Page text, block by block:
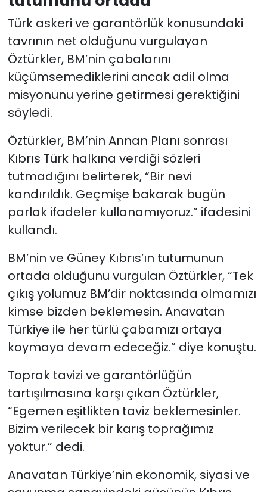
Türk askeri ve garantörlük konusundaki
tavrının net olduğunu vurgulayan
Öztürkler, BM’nin çabalarını
küçümsemediklerini ancak adil olma
misyonunu yerine getirmesi gerektiğini
söyledi.
Öztürkler, BM’nin Annan Planı sonrası
Kıbrıs Türk halkına verdiği sözleri
tutmadığını belirterek, “Bir nevi
kandırıldık. Geçmişe bakarak bugün
parlak ifadeler kullanamıyoruz.” ifadesini
kullandı.
BM’nin ve Güney Kıbrıs’ın tutumunun
ortada olduğunu vurgulan Öztürkler, “Tek
çıkış yolumuz BM’dir noktasında olmamızı
kimse bizden beklemesin. Anavatan
Türkiye ile her türlü çabamızı ortaya
koymaya devam edeceğiz.” diye konuştu.
Toprak tavizi ve garantörlüğün
tartışılmasına karşı çıkan Öztürkler,
“Egemen eşitlikten taviz beklemesinler.
Bizim verilecek bir karış toprağımız
yoktur.” dedi.
Anavatan Türkiye’nin ekonomik, siyasi ve